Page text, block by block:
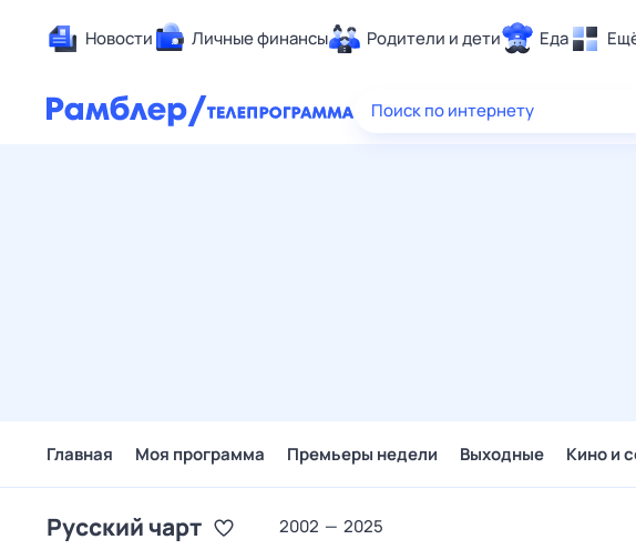
Новости Личные финансы Родители и дети Еда
Здоровье
Поиск по интернету
Главная Моя программа Премьеры недели Выходные Кино и
Русский чарт 2002 — 2025